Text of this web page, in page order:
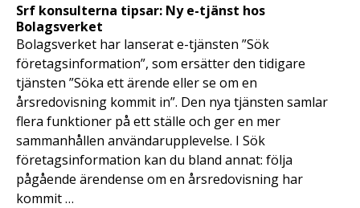
Srf konsulterna tipsar: Ny e-tjänst hos
Bolagsverket
Bolagsverket har lanserat e-tjänsten ”Sök
företagsinformation”, som ersätter den tidigare
tjänsten ”Söka ett ärende eller se om en
årsredovisning kommit in”. Den nya tjänsten samlar
flera funktioner på ett ställe och ger en mer
sammanhållen användarupplevelse. I Sök
företagsinformation kan du bland annat: följa
pågående ärendense om en årsredovisning har
kommit …